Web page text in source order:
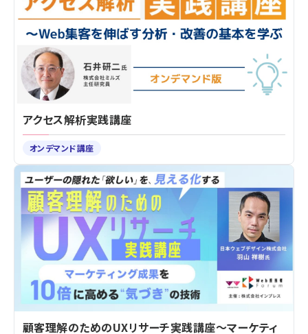
アクセス解析実践講座
オンデマンド講座
顧客理解のためのUXリサーチ実践講座～マーケティ